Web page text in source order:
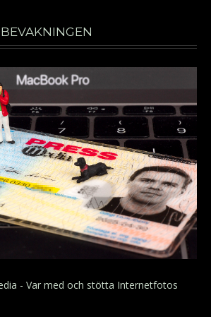
- Var med och stötta Internetfotos